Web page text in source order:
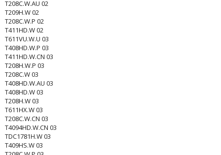
T208C.W.AU 02
T209H.W 02
T208C.W.P 02
T411HD.W 02
T611VU.W.U 03
T408HD.W.P 03
T411HD.W.CN 03
T208H.W.P 03
T208C.W 03
T408HD.W.AU 03
T408HD.W 03
T208H.W 03
T611HX.W 03
T208C.W.CN 03
T4094HD.W.CN 03
TDC1781H.W 03
T409HS.W 03